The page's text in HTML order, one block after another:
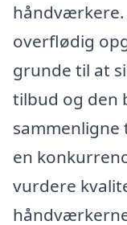
håndværkere.
overflødig
grunde til at
tilbud og den
sammenligne
en
vurdere